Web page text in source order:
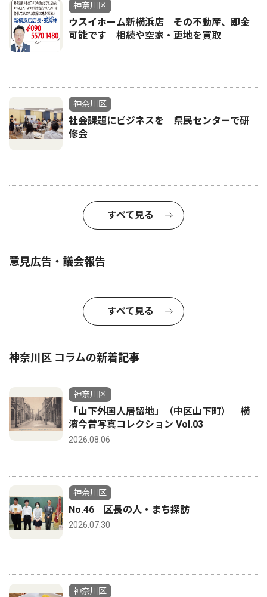
神奈川区
ウスイホーム新横浜店 その不動産、即金
可能です 相続や空家・更地を買取
神奈川区
社会課題にビジネスを 県民センターで研
修会
すべて見る
意見広告・議会報告
すべて見る
神奈川区 コラムの新着記事
神奈川区
「山下外国人居留地」（中区山下町） 横
濱今昔写真コレクション Vol.03
2026.08.06
神奈川区
No.46 区長の人・まち探訪
2026.07.30
神奈川区